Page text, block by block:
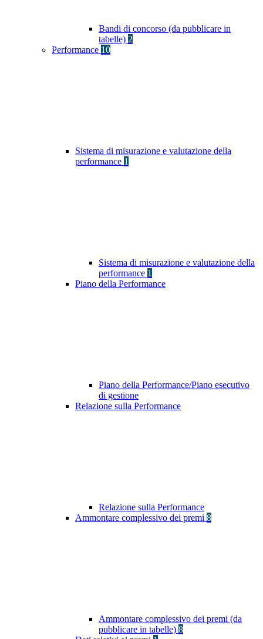
Bandi di concorso (da pubblicare in
tabelle) 2
Performance 10
Sistema di misurazione e valutazione della
performance 1
Sistema di misurazione e valutazione della
performance 1
Piano della Performance
Piano della Performance/Piano esecutivo
di gestione
Relazione sulla Performance
Relazione sulla Performance
Ammontare complessivo dei premi 8
Ammontare complessivo dei premi (da
pubblicare in tabelle) 8